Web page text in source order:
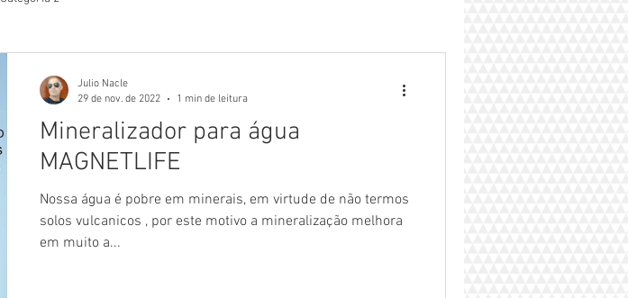
Mineralizador para água
MAGNETLIFE
Nossa água é pobre em minerais, em virtude de não termos
solos vulcanicos , por este motivo a mineralização melhora
em muito a...
Julio Nacle
29 de nov. de 2022
1 min de leitura